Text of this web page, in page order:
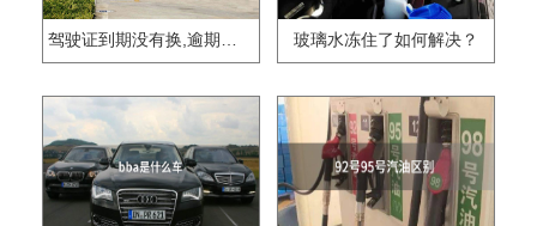
驾驶证到期没有换,逾期怎么办?? 玻璃水冻住了如何解决？